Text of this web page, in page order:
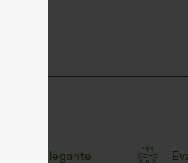
Suave y elegante